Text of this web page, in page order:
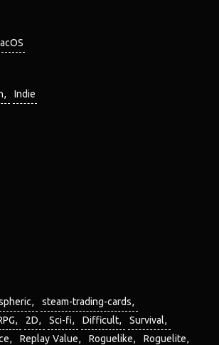
Indie
steam-trading-cards
2D Sci-fi Difficult
Survival
Replay Value Roguelike
Roguelite